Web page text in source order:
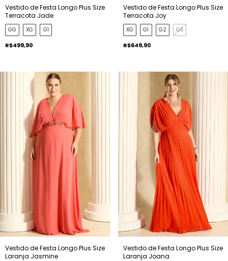
Vestido de Festa Longo Plus Size
Terracota Jade
GG XG G1
R$499,90
Vestido de Festa Longo Plus Size
Terracota Joy
XG G1 G2 G3
R$649,90
Vestido de Festa Longo Plus Size
Laranja Jasmine
Vestido de Festa Longo Plus Size
Laranja Joana